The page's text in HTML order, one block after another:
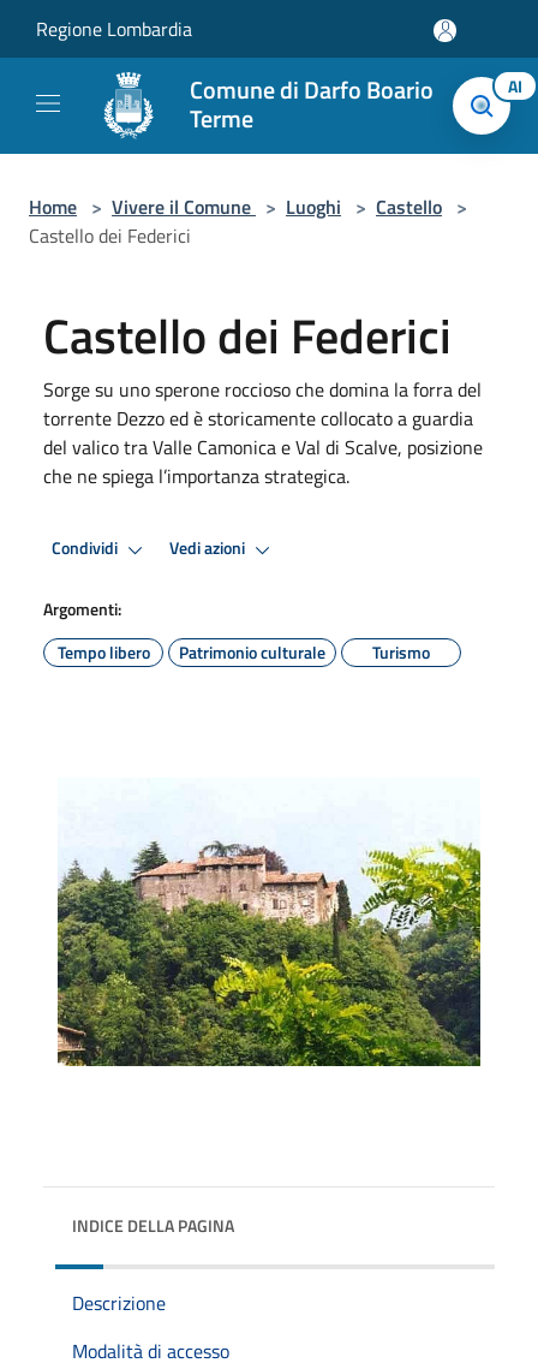
Regione Lombardia
Comune di Darfo Boario
Terme
AI
Home > Vivere il Comune > Luoghi > Castello >
Castello dei Federici
Castello dei Federici
Sorge su uno sperone roccioso che domina la forra del
torrente Dezzo ed è storicamente collocato a guardia
del valico tra Valle Camonica e Val di Scalve, posizione
che ne spiega l’importanza strategica.
Condividi Vedi azioni
Argomenti:
Tempo libero
Patrimonio culturale Turismo
INDICE DELLA PAGINA
Descrizione
Modalità di accesso